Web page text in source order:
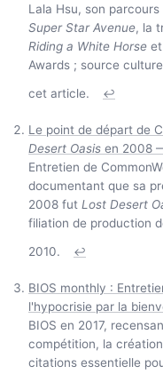
Lala Hsu, son
Super Star Avenue, la
Riding a White Horse
Awards ; source
cet article.
↩
Le point de départ de
Desert Oasis en 2008
Entretien de
documentant que sa
2008 fut Lost Desert
filiation de production
2010.
↩
BIOS monthly :
l'hypocrisie par la
BIOS en 2017,
compétition, la
citations essentielle